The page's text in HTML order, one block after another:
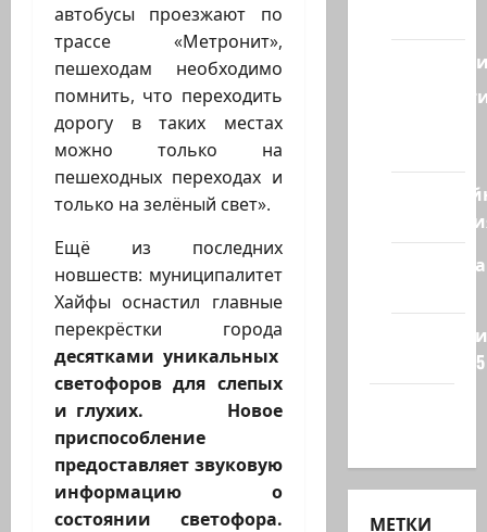
автобусы проезжают по
трассе «Метронит»,
пешеходам необходимо
помнить, что переходить
дорогу в таких местах
можно только на
пешеходных переходах и
только на зелёный свет».
Ещё из последних
новшеств: муниципалитет
Хайфы оснастил главные
перекрёстки города
десятками уникальных
светофоров для слепых
и глухих. Новое
приспособление
предоставляет звуковую
информацию о
состоянии светофора.
Полемика
сайта 2025
МЕТКИ